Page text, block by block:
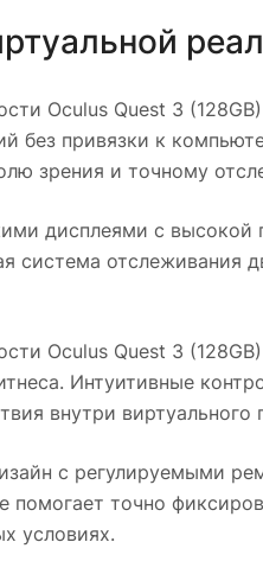
Oculus Quest 3 (128GB)
без привязки к
зрения и точному
дисплеями с высокой
система отслеживания
Oculus Quest 3 (128GB)
Интуитивные
внутри виртуального
с регулируемыми
помогает точно
условиях.